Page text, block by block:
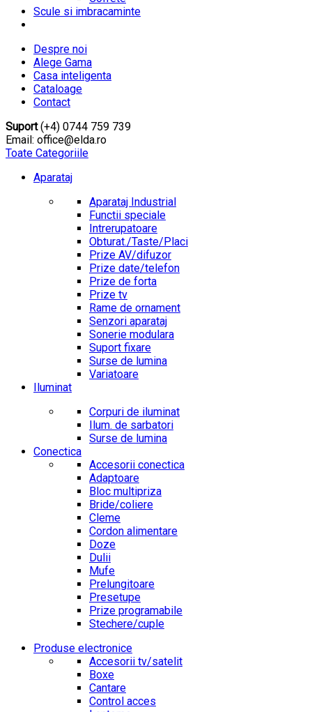
Scule si imbracaminte
Despre noi
Alege Gama
Casa inteligenta
Cataloage
Contact
Suport(+4) 0744 759 739
Email: office@elda.ro
Toate Categoriile
Aparataj
Aparataj Industrial
Functii speciale
Intrerupatoare
Obturat./Taste/Placi
Prize AV/difuzor
Prize date/telefon
Prize de forta
Prize tv
Rame de ornament
Senzori aparataj
Sonerie modulara
Suport fixare
Surse de lumina
Variatoare
Iluminat
Corpuri de iluminat
Ilum. de sarbatori
Surse de lumina
Conectica
Accesorii conectica
Adaptoare
Bloc multipriza
Bride/coliere
Cleme
Cordon alimentare
Doze
Dulii
Mufe
Prelungitoare
Presetupe
Prize programabile
Stechere/cuple
Produse electronice
Accesorii tv/satelit
Boxe
Cantare
Control acces